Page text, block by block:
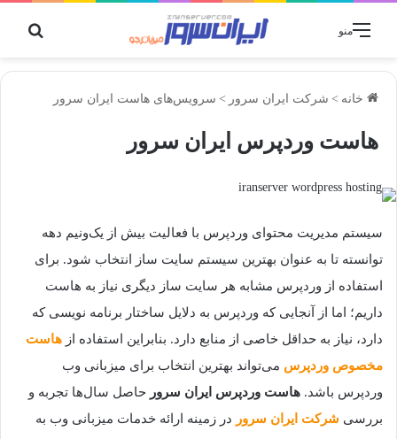
منو
خانه > شرکت ایران سرور > سرویس‌های هاست ایران سرور
هاست وردپرس ایران سرور
سیستم مدیریت محتوای وردپرس با فعالیت بیش از یک‌ونیم دهه
توانسته تا به عنوان بهترین سیستم سایت ساز انتخاب شود. برای
استفاده از وردپرس مشابه هر سایت ساز دیگری نیاز به هاست
داریم؛ اما از آنجایی که وردپرس به دلایل ساختار برنامه نویسی که
دارد، نیاز به حداقل خاصی از منابع دارد. بنابراین استفاده از هاست
مخصوص وردپرس می‌تواند بهترین انتخاب برای میزبانی وب
وردپرس باشد. هاست وردپرس ایران سرور حاصل سال‌ها تجربه و
بررسی شرکت ایران سرور در زمینه ارائه خدمات میزبانی وب به